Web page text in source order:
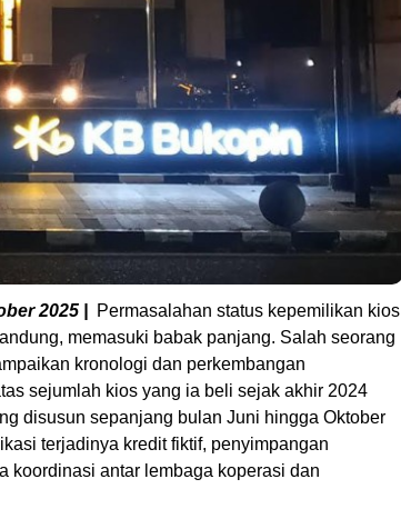
2025 |
Permasalahan status kepemilikan kios
memasuki babak panjang. Salah seorang
kronologi dan perkembangan
sejumlah kios yang ia beli sejak akhir 2024
disusun sepanjang bulan Juni hingga Oktober
terjadinya kredit fiktif, penyimpangan
koordinasi antar lembaga koperasi dan